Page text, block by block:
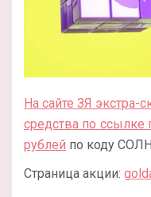
На сайте ЗЯ экстра-
средства по ссылке
рублей по коду
Страница акции: